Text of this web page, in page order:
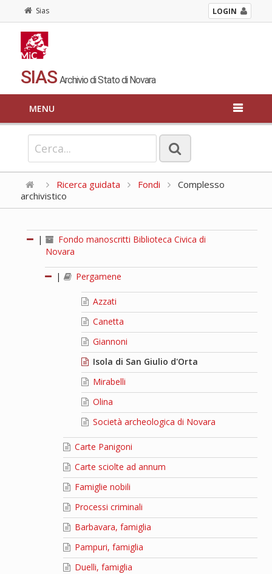
Sias LOGIN
SIAS Archivio di Stato di Novara
MENU
Ricerca guidata Fondi
Complesso
archivistico
|
Fondo manoscritti Biblioteca Civica di
Novara
| Pergamene
Azzati
Canetta
Giannoni
Isola di San Giulio d'Orta
Mirabelli
Olina
Società archeologica di Novara
Carte Panigoni
Carte sciolte ad annum
Famiglie nobili
Processi criminali
Barbavara, famiglia
Pampuri, famiglia
Duelli, famiglia